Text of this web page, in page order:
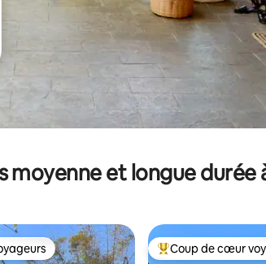
moyenne et longue durée
Coups de cœur
Coup de cœur